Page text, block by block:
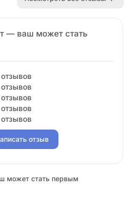
— ваш может стать
отзыв
может стать первым